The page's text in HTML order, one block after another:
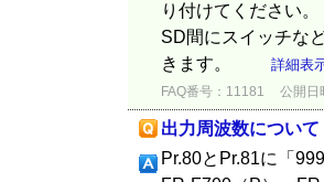
り付けてください
SD間にスイッチな
きます。 詳細表
FAQ番号：11181 公開日
出力周波数について
Pr.80とPr.81に「